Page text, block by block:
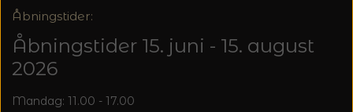
Åbningstider:
Åbningstider 15. juni - 15. august
2026
Mandag: 11.00 - 17.00